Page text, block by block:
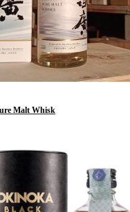
Malt Whisk